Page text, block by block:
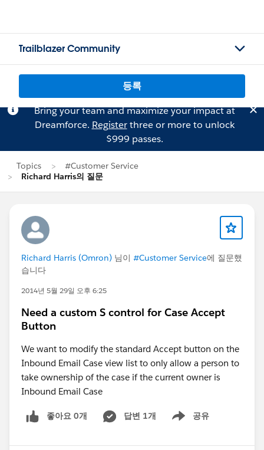
Trailblazer Community
등록
Bring your team and maximize your impact at
Dreamforce. Registerthree or more to unlock
$999 passes.
Topics
#Customer Service
Richard Harris의 질문
Richard Harris (Omron) 님이 #Customer Service에 질문했
습니다
2014년 5월 29일 오후 6:25
Need a custom S control for Case Accept
Button
We want to modify the standard Accept button on the
Inbound Email Case view list to only allow a person to
take ownership of the case if the current owner is
Inbound Email Case
좋아요 0개 답변 1개 공유
Show menu